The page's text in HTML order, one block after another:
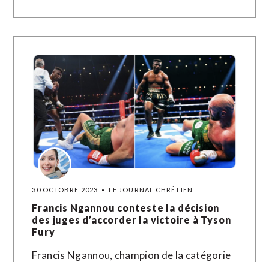
30 OCTOBRE 2023 LE JOURNAL CHRÉTIEN
Francis Ngannou conteste la décision
des juges d’accorder la victoire à Tyson
Fury
Francis Ngannou, champion de la catégorie